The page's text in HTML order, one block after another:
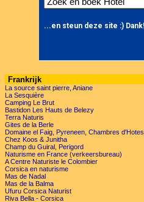
Frankrijk
La source saint pierre, Aniane
La Sesquière
Camping Le Brut
Bastidon Les Hauts de Belezy
Terra Naturis
Gites de la Berle
Domaine el Faig, Pyreneen, Chambres d'Hotes
Chez Koos & Junitha
Champ du Guiral, Perigord
Naturisme en France (verkeersbureau)
A Centre Naturiste le Colombier
Corsica en naturisme
Mas de Nadal
Mas de la Balma
Ufuru Corsica Naturist
Riva Bella - Corsica